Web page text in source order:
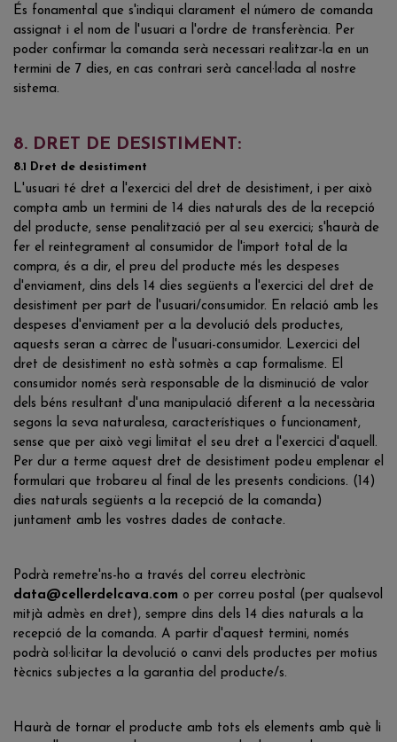
És fonamental que s'indiqui clarament el número de comanda
assignat i el nom de l'usuari a l'ordre de transferència. Per
poder confirmar la comanda serà necessari realitzar-la en un
termini de 7 dies, en cas contrari serà cancel·lada al nostre
sistema.
8. DRET DE DESISTIMENT:
8.1 Dret de desistiment
L'usuari té dret a l'exercici del dret de desistiment, i per això
compta amb un termini de 14 dies naturals des de la recepció
del producte, sense penalització per al seu exercici; s'haurà de
fer el reintegrament al consumidor de l'import total de la
compra, és a dir, el preu del producte més les despeses
d'enviament, dins dels 14 dies següents a l'exercici del dret de
desistiment per part de l'usuari/consumidor. En relació amb les
despeses d'enviament per a la devolució dels productes,
aquests seran a càrrec de l'usuari-consumidor. Lexercici del
dret de desistiment no està sotmès a cap formalisme. El
consumidor només serà responsable de la disminució de valor
dels béns resultant d'una manipulació diferent a la necessària
segons la seva naturalesa, característiques o funcionament,
sense que per això vegi limitat el seu dret a l'exercici d'aquell.
Per dur a terme aquest dret de desistiment podeu emplenar el
formulari que trobareu al final de les presents condicions. (14)
dies naturals següents a la recepció de la comanda)
juntament amb les vostres dades de contacte.
Podrà remetre'ns-ho a través del correu electrònic
data@cellerdelcava.com o per correu postal (per qualsevol
mitjà admès en dret), sempre dins dels 14 dies naturals a la
recepció de la comanda. A partir d'aquest termini, només
podrà sol·licitar la devolució o canvi dels productes per motius
tècnics subjectes a la garantia del producte/s.
Haurà de tornar el producte amb tots els elements amb què li